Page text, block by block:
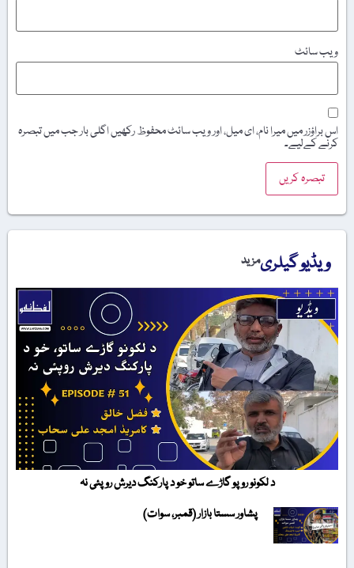
ویب‌ سائٹ
اس براؤزر میں میرا نام، ای میل، اور ویب سائٹ محفوظ رکھیں اگلی بار جب میں تبصرہ
کرنے کےلیے۔
ویڈیو گیلریمزید
د لکونو روپو گاڑے ساتو خو د پارکنگ دیرش روپئی نہ
پشاور سستا بازار (قمبر، سوات)